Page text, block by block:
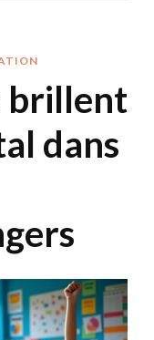
brillent
dans